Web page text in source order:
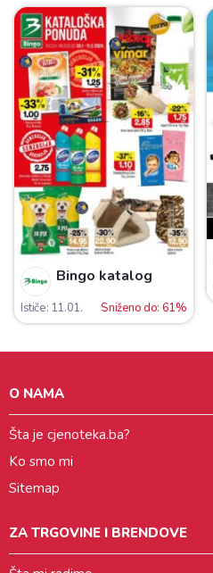
Bingo katalog
Ističe: 11.01. Sniženo do: 61%
O NAMA
Šta je cjenoteka.ba?
Ko smo mi
Sitemap
ZA TRGOVINE I BRENDOVE